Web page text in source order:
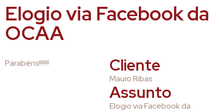
Elogio via Facebook da
OCAA
Parabéns!!!!!!! Cliente
Mauro Ribas
Assunto
Elogio via Facebook da